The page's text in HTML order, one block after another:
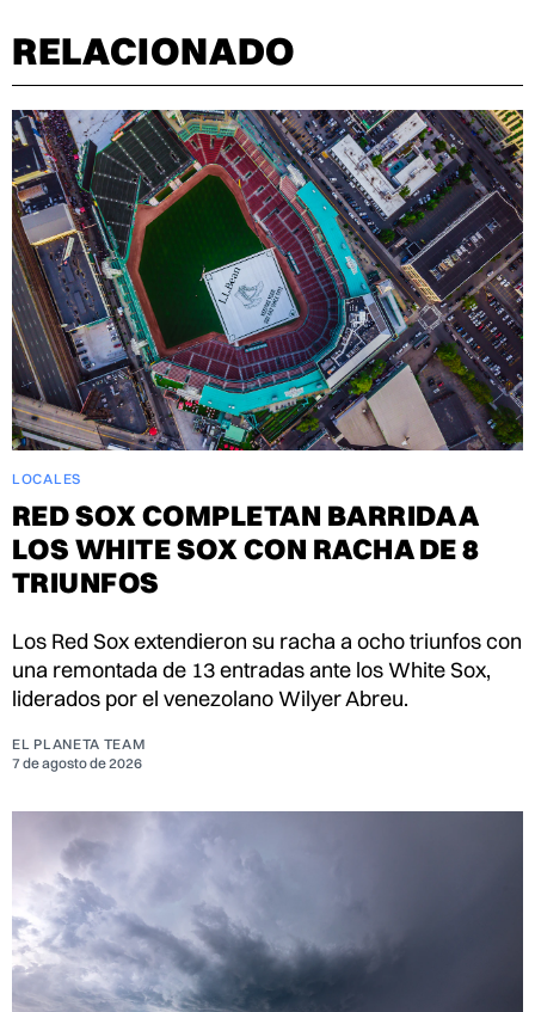
RELACIONADO
LOCALES
RED SOX COMPLETAN BARRIDA A
LOS WHITE SOX CON RACHA DE 8
TRIUNFOS
Los Red Sox extendieron su racha a ocho triunfos con
una remontada de 13 entradas ante los White Sox,
liderados por el venezolano Wilyer Abreu.
EL PLANETA TEAM
7 de agosto de 2026